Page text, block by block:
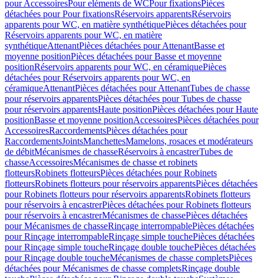
pour AccessoiresPour eléments de WCPour fixationsPièces
détachées pour Pour fixationsRéservoirs apparentsRéservoirs
apparents pour WC, en matière synthétiquePièces détachées pour
Réservoirs apparents pour WC, en matière
synthétiqueAttenantPièces détachées pour AttenantBasse et
moyenne positionPièces détachées pour Basse et moyenne
positionRéservoirs apparents pour WC, en céramiquePièces
détachées pour Réservoirs apparents pour WC, en
céramiqueAttenantPièces détachées pour AttenantTubes de chasse
pour réservoirs apparentsPièces détachées pour Tubes de chasse
pour réservoirs apparentsHaute positionPièces détachées pour Haute
positionBasse et moyenne positionAccessoiresPièces détachées pour
AccessoiresRaccordementsPièces détachées pour
RaccordementsJointsManchettesMamelons, rosaces et modérateurs
de débitMécanismes de chasseRéservoirs à encastrerTubes de
chasseAccessoiresMécanismes de chasse et robinets
flotteursRobinets flotteursPièces détachées pour Robinets
flotteursRobinets flotteurs pour réservoirs apparentsPièces détachées
pour Robinets flotteurs pour réservoirs apparentsRobinets flotteurs
pour réservoirs à encastrerPièces détachées pour Robinets flotteurs
pour réservoirs à encastrerMécanismes de chassePièces détachées
pour Mécanismes de chasseRinçage interrompablePièces détachées
pour Rinçage interrompableRinçage simple touchePièces détachées
pour Rinçage simple toucheRinçage double touchePièces détachées
pour Rinçage double toucheMécanismes de chasse completsPièces
détachées pour Mécanismes de chasse completsRinçage double